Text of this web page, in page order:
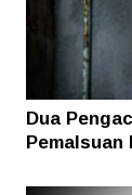
Dua
Pemalsuan